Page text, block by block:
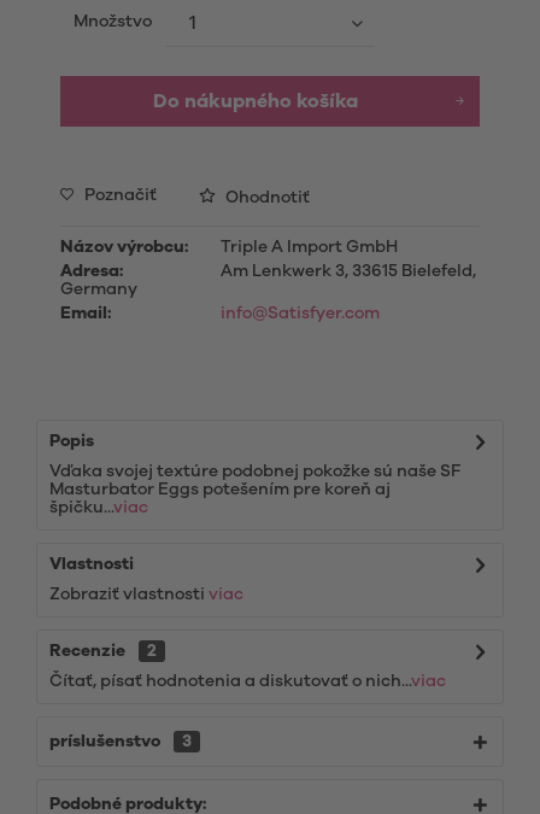
Množstvo
Do nákupného košíka
Poznačiť Ohodnotiť
Názov výrobcu:
Triple A Import GmbH
Adresa:
Am Lenkwerk 3, 33615 Bielefeld,
Germany
Email:
info@Satisfyer.com
Popis
Vďaka svojej textúre podobnej pokožke sú naše SF
Masturbator Eggs potešením pre koreň aj
špičku...viac
Vlastnosti
Zobraziť vlastnosti viac
Recenzie
2
Čítať, písať hodnotenia a diskutovať o nich...viac
príslušenstvo 3
Podobné produkty: